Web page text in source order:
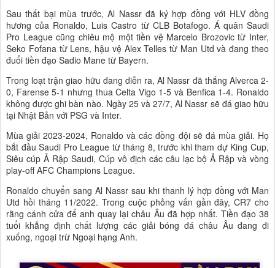
Sau thất bại mùa trước, Al Nassr đã ký hợp đồng với HLV đồng
hương của Ronaldo, Luis Castro từ CLB Botafogo. Á quân Saudi
Pro League cũng chiêu mộ một tiền vệ Marcelo Brozovic từ Inter,
Seko Fofana từ Lens, hậu vệ Alex Telles từ Man Utd và đang theo
đuổi tiền đạo Sadio Mane từ Bayern.
Trong loạt trận giao hữu đang diễn ra, Al Nassr đã thắng Alverca 2-
0, Farense 5-1 nhưng thua Celta Vigo 1-5 và Benfica 1-4. Ronaldo
không được ghi bàn nào. Ngày 25 và 27/7, Al Nassr sẽ đá giao hữu
tại Nhật Bản với PSG và Inter.
Mùa giải 2023-2024, Ronaldo và các đồng đội sẽ đá mùa giải. Họ
bắt đầu Saudi Pro League từ tháng 8, trước khi tham dự King Cup,
Siêu cúp Ả Rập Saudi, Cúp vô địch các câu lạc bộ Ả Rập và vòng
play-off AFC Champions League.
Ronaldo chuyển sang Al Nassr sau khi thanh lý hợp đồng với Man
Utd hồi tháng 11/2022. Trong cuộc phỏng vấn gần đây, CR7 cho
rằng cánh cửa để anh quay lại châu Âu đã hợp nhất. Tiền đạo 38
tuổi khẳng định chất lượng các giải bóng đá châu Âu đang đi
xuống, ngoại trừ Ngoại hạng Anh.